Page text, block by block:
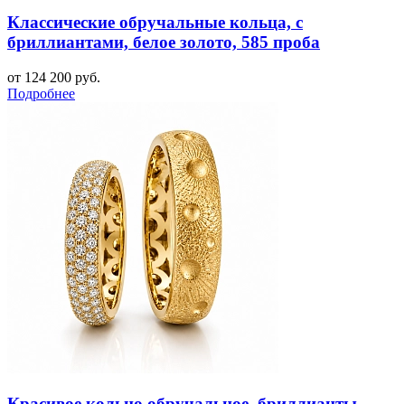
Классические обручальные кольца, с
бриллиантами, белое золото, 585 проба
от 124 200 руб.
Подробнее